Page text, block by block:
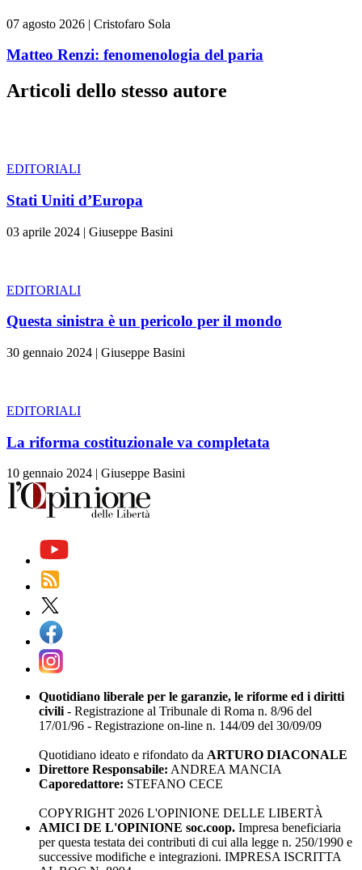
07 agosto 2026 | Cristofaro Sola
Matteo Renzi: fenomenologia del paria
Articoli dello stesso autore
EDITORIALI
Stati Uniti d’Europa
03 aprile 2024 | Giuseppe Basini
EDITORIALI
Questa sinistra è un pericolo per il mondo
30 gennaio 2024 | Giuseppe Basini
EDITORIALI
La riforma costituzionale va completata
10 gennaio 2024 | Giuseppe Basini
Quotidiano liberale per le garanzie, le riforme ed i diritti
civili- Registrazione al Tribunale di Roma n. 8/96 del
17/01/96 - Registrazione on-line n. 144/09 del 30/09/09
Quotidiano ideato e rifondato da ARTURO DIACONALE
Direttore Responsabile: ANDREA MANCIA
Caporedattore: STEFANO CECE
COPYRIGHT 2026 L'OPINIONE DELLE LIBERTÀ
AMICI DE L'OPINIONE soc.coop. Impresa beneficiaria
per questa testata dei contributi di cui alla legge n. 250/1990 e
successive modifiche e integrazioni. IMPRESA ISCRITTA